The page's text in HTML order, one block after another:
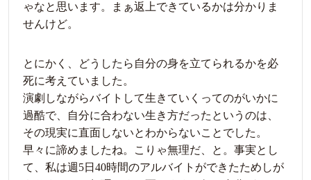
ゃなと思います。まぁ返上できているかは分かりま
せんけど。
とにかく、どうしたら自分の身を立てられるかを必
死に考えていました。
演劇しながらバイトして生きていくってのがいかに
過酷で、自分に合わない生き方だったというのは、
その現実に直面しないとわからないことでした。
早々に諦めましたね。こりゃ無理だ、と。事実とし
て、私は週5日40時間のアルバイトができたためしが